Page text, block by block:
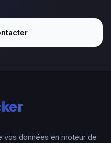
vos données en moteur de